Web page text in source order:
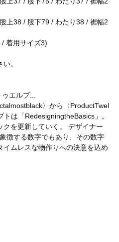
上38 / 股下79 / わたり38 / 裾幅2
着用サイズ3)
。
エルブ...
〉から〈ProductTwel
は「RedesigningtheBasics」。
を更新していく。 デザイナー
徴する数字でもあり、その数字
ムレスな物作りへの決意を込め